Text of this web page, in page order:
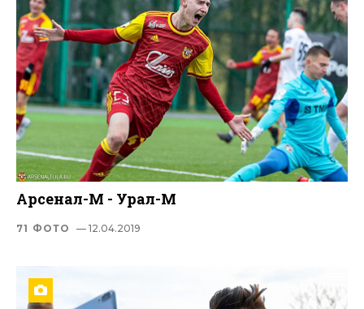
Арсенал-М - Урал-М
71 ФОТО — 12.04.2019